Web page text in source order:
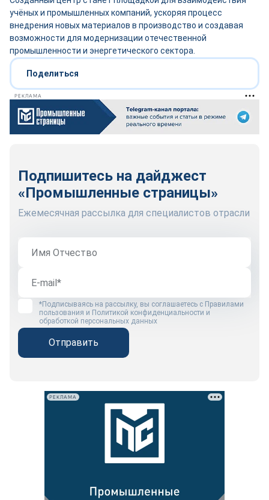
учёных и промышленных компаний, ускоряя процесс
внедрения новых материалов в производство и создавая
возможности для модернизации отечественной
промышленности и энергетического сектора.
Поделиться
РЕКЛАМА
Подпишитесь на дайджест
«Промышленные страницы»
Ежемесячная рассылка для специалистов отрасли
*Подписываясь на рассылку, вы соглашаетесь с Правилами
пользования и Политикой конфиденциальности и
обработкой персональных данных
Отправить
РЕКЛАМА